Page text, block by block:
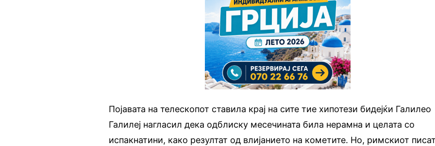
Појавата на телескопот ставила крај на сите тие хипотези бидејќи Галилео
Галилеј нагласил дека одблиску месечината била нерамна и целата со
испакнатини, како резултат од влијанието на кометите. Но, римскиот